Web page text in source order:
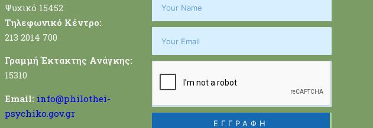
Ψυχικό 15452
Τηλεφωνικό Κέντρο:
213 2014 700
Γραμμή Έκτακτης Ανάγκης:
15310
Email: info@philothei-
psychiko.gov.gr
ΕΓΓΡΑΦΗ